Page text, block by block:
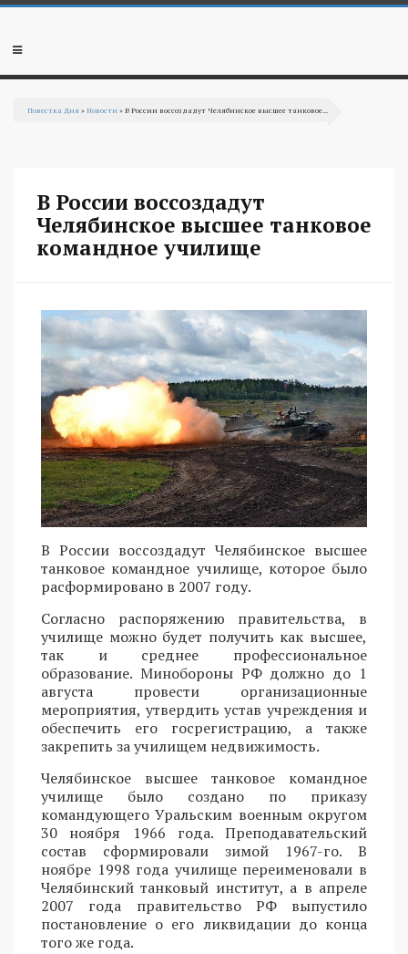
Перейти к основному содержанию
Мобильное
Повестка Дня »Новости » В России воссоздадут Челябинское высшее танковое...
В России воссоздадут
Челябинское высшее танковое
командное училище
В России воссоздадут Челябинское высшее
танковое командное училище, которое было
расформировано в 2007 году.
Согласно распоряжению правительства, в
училище можно будет получить как высшее,
так и среднее профессиональное
образование. Минобороны РФ должно до 1
августа провести организационные
мероприятия, утвердить устав учреждения и
обеспечить его госрегистрацию, а также
закрепить за училищем недвижимость.
Челябинское высшее танковое командное
училище было создано по приказу
командующего Уральским военным округом
30 ноября 1966 года. Преподавательский
состав сформировали зимой 1967-го. В
ноябре 1998 года училище переименовали в
Челябинский танковый институт, а в апреле
2007 года правительство РФ выпустило
постановление о его ликвидации до конца
того же года.